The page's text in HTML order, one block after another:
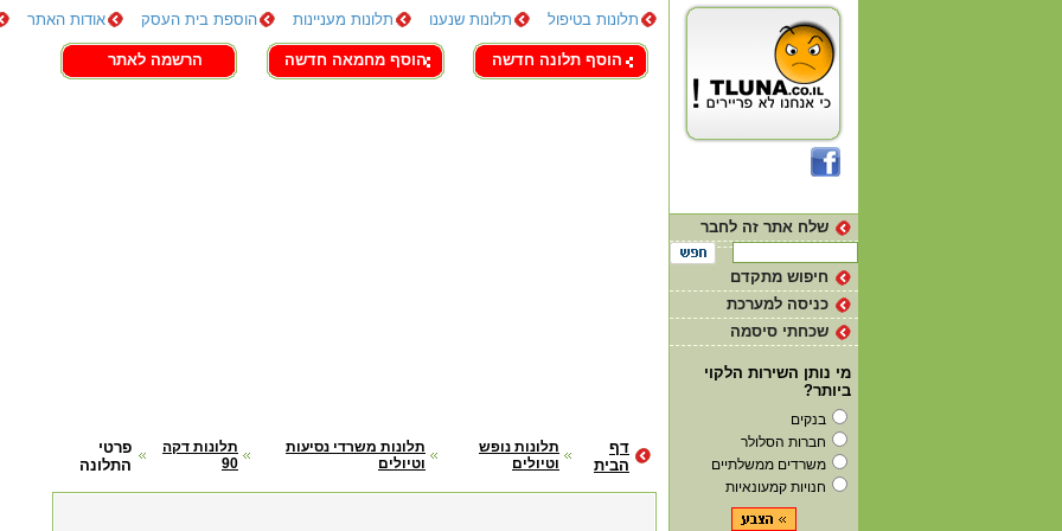
תלונות בטיפול תלונות שנענו תלונות מעניינות הוספת בית העסק אודות האתר
צור קשר
הוסף תלונה חדשה הוסף מחמאה חדשה הרשמה לאתר
פרטי
התלונה
תלונות דקה
90
תלונות משרדי נסיעות
וטיולים
תלונות נופש
וטיולים
דף
הבית
שלח אתר זה לחבר
חיפוש מתקדם
כניסה למערכת
שכחתי סיסמה
מי נותן השירות הלקוי
ביותר?
בנקים
חברות הסלולר
משרדים ממשלתיים
חנויות קמעונאיות